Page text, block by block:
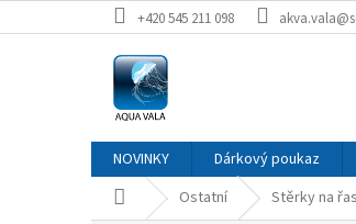
na
+420 545 211 098
NOVINKY Dárkový poukaz
Domů Ostatní Stěrky na